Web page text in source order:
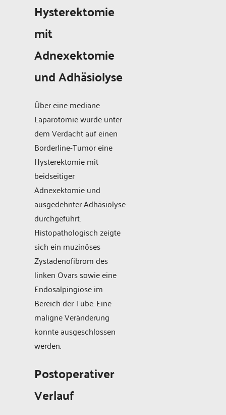
Hysterektomie
mit
Adnexektomie
und Adhäsiolyse
Über eine mediane
Laparotomie wurde unter
dem Verdacht auf einen
Borderline-Tumor eine
Hysterektomie mit
beidseitiger
Adnexektomie und
ausgedehnter Adhäsiolyse
durchgeführt.
Histopathologisch zeigte
sich ein muzinöses
Zystadenofibrom des
linken Ovars sowie eine
Endosalpingiose im
Bereich der Tube. Eine
maligne Veränderung
konnte ausgeschlossen
werden.
Postoperativer
Verlauf